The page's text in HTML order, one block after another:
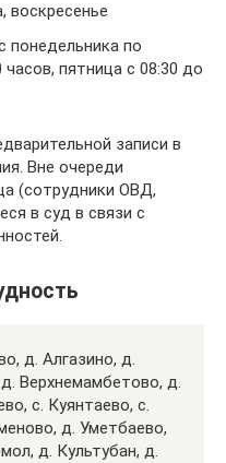
воскресенье
понедельника по
часов, пятница с 08:30 до
записи в
Вне очереди
(сотрудники ОВД,
в суд в связи с
д. Алгазино, д.
Верхнемамбетово, д.
с. Куянтаево, с.
д. Уметбаево,
д. Культубан, д.